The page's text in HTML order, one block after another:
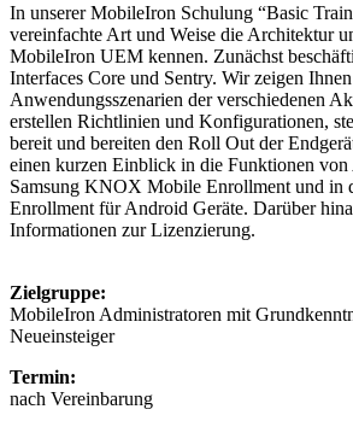
In unserer MobileIron Schulung “Basic
vereinfachte Art und Weise die Architektur
MobileIron UEM kennen. Zunächst
Interfaces Core und Sentry. Wir zeigen
Anwendungsszenarien der verschiedenen
erstellen Richtlinien und Konfigurationen,
bereit und bereiten den Roll Out der
einen kurzen Einblick in die Funktionen
Samsung KNOX Mobile Enrollment und in
Enrollment für Android Geräte. Darüber
Informationen zur Lizenzierung.
Zielgruppe:
MobileIron Administratoren mit
Neueinsteiger
Termin:
nach Vereinbarung